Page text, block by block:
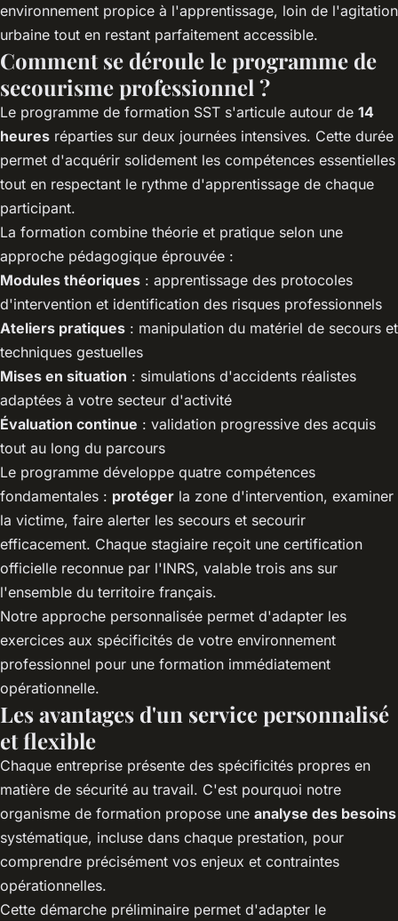
environnement propice à l'apprentissage, loin de l'agitation
urbaine tout en restant parfaitement accessible.
Comment se déroule le programme de
secourisme professionnel ?
Le programme de formation SST s'articule autour de 14
heures réparties sur deux journées intensives. Cette durée
permet d'acquérir solidement les compétences essentielles
tout en respectant le rythme d'apprentissage de chaque
participant.
La formation combine théorie et pratique selon une
approche pédagogique éprouvée :
Modules théoriques : apprentissage des protocoles
d'intervention et identification des risques professionnels
Ateliers pratiques : manipulation du matériel de secours et
techniques gestuelles
Mises en situation : simulations d'accidents réalistes
adaptées à votre secteur d'activité
Évaluation continue : validation progressive des acquis
tout au long du parcours
Le programme développe quatre compétences
fondamentales : protéger la zone d'intervention, examiner
la victime, faire alerter les secours et secourir
efficacement. Chaque stagiaire reçoit une certification
officielle reconnue par l'INRS, valable trois ans sur
l'ensemble du territoire français.
Notre approche personnalisée permet d'adapter les
exercices aux spécificités de votre environnement
professionnel pour une formation immédiatement
opérationnelle.
Les avantages d'un service personnalisé
et flexible
Chaque entreprise présente des spécificités propres en
matière de sécurité au travail. C'est pourquoi notre
organisme de formation propose une analyse des besoins
systématique, incluse dans chaque prestation, pour
comprendre précisément vos enjeux et contraintes
opérationnelles.
Cette démarche préliminaire permet d'adapter le